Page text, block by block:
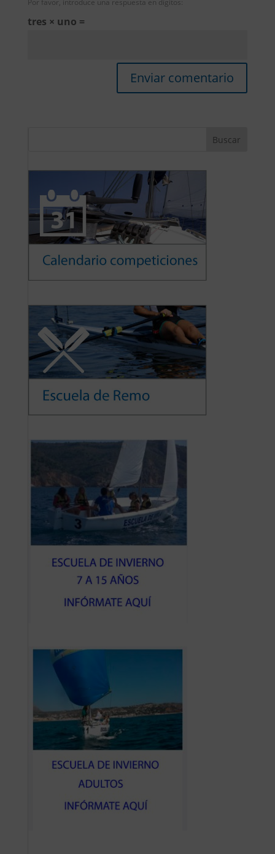
Por favor, introduce una respuesta en dígitos:
tres × uno =